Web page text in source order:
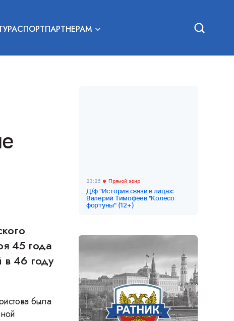
СПОРТПАРТНЕРАМ
45 года
в 46 году
была
23:25 Прямой эфир
Д/ф "История связи в лицах:
Валерий Тимофеев "Колесо
фортуны" (12+)